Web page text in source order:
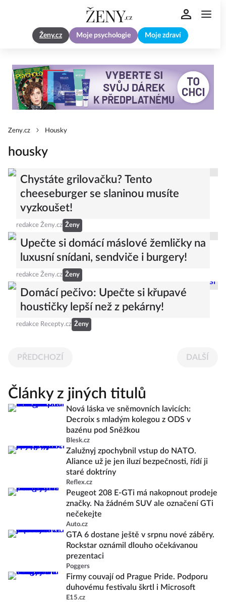
Ženy.cz Moje psychologie Moje zdraví
Zeny.cz Housky
housky
Chystáte grilovačku? Tento
cheeseburger se slaninou musíte
vyzkoušet!
redakce Ženy.cz Ženy
Upečte si domácí máslové žemličky na
luxusní snídani, sendviče i burgery!
redakce Ženy.cz Ženy
Domácí pečivo: Upečte si křupavé
houstičky lepší než z pekárny!
redakce Recepty.cz Ženy
PŘEDCHOZÍ DALŠÍ
Články z jiných titulů
Nová láska ve sněmovních lavicích:
Decroix s mladým kolegou z ODS v
bazénu pod Sněžkou
Blesk.cz
Zalužnyj zpochybnil vstup do NATO.
Aliance už je jen iluzí bezpečnosti, řídí ji
staré doktríny
Reflex.cz
Peugeot 208 E-GTi má nakopnout prodeje
značky. Na žádném SUV ale označení GTi
nečekejte
Auto.cz
GTA 6 dostane ještě v srpnu nové záběry.
Rockstar oznámil dlouho očekávanou
prezentaci
Poggers
Firmy couvají od Prague Pride. Podporu
duhovému festivalu škrtl i Microsoft
E15.cz